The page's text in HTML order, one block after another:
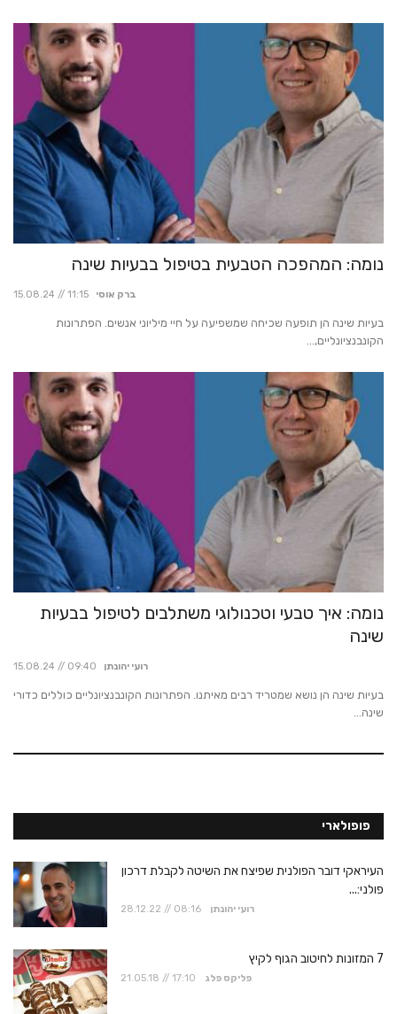
נומה: המהפכה הטבעית בטיפול בבעיות שינה
15.08.24 // 11:15 ברק אוסי
בעיות שינה הן תופעה שכיחה שמשפיעה על חיי מיליוני אנשים. הפתרונות
הקונבנציונליים,...
נומה: איך טבעי וטכנולוגי משתלבים לטיפול בבעיות
שינה
15.08.24 // 09:40 רועי יהונתן
בעיות שינה הן נושא שמטריד רבים מאיתנו. הפתרונות הקונבנציונליים כוללים כדורי
שינה...
פופולארי
העיראקי דובר הפולנית שפיצח את השיטה לקבלת דרכון
פולני:...
28.12.22 // 08:16 רועי יהונתן
7 המזונות לחיטוב הגוף לקיץ
21.05.18 // 17:10 פליקס פלג